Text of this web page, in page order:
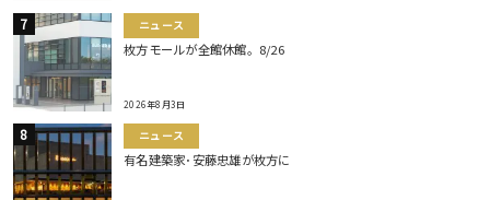
ニュース
枚方モールが全館休館。8/26
2026年8月3日
ニュース
有名建築家･安藤忠雄が枚方に